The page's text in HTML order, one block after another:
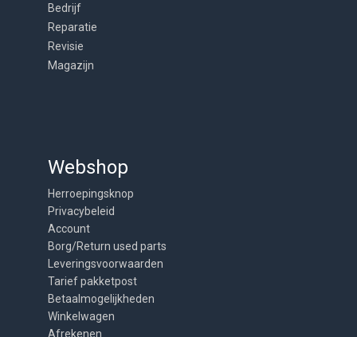
Bedrijf
Reparatie
Revisie
Magazijn
Webshop
Herroepingsknop
Privacybeleid
Account
Borg/Return used parts
Leveringsvoorwaarden
Tarief pakketpost
Betaalmogelijkheden
Winkelwagen
Afrekenen